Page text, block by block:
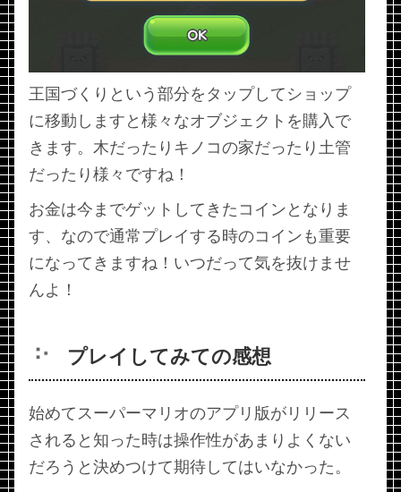
王国づくりという部分をタップしてショップ
に移動しますと様々なオブジェクトを購入で
きます。木だったりキノコの家だったり土管
だったり様々ですね！
お金は今までゲットしてきたコインとなりま
す、なので通常プレイする時のコインも重要
になってきますね！いつだって気を抜けませ
んよ！
プレイしてみての感想
始めてスーパーマリオのアプリ版がリリース
されると知った時は操作性があまりよくない
だろうと決めつけて期待してはいなかった。